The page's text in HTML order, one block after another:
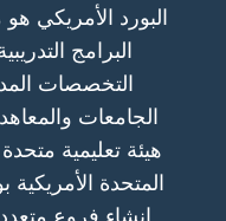
البورد الأمريكي
البرامج
التخصصات
الجامعات
هيئة تعليمية
المتحدة الأمريكية
إنشاء فروع